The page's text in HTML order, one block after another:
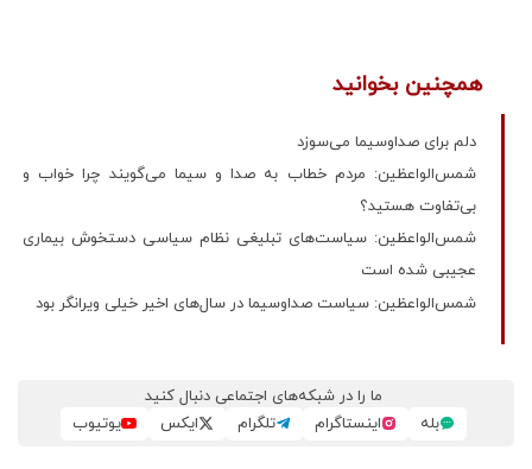
همچنین بخوانید
دلم برای صداوسیما می‌سوزد
شمس‌الواعظین: مردم خطاب به صدا و سیما می‌گویند چرا خواب و
بی‌تفاوت هستید؟
شمس‌الواعظین: سیاست‌های تبلیغی نظام سیاسی دستخوش بیماری
عجیبی شده است
شمس‌الواعظین: سیاست صداوسیما در سال‌های اخیر خیلی ویرانگر بود
ما را در شبکه‌های اجتماعی دنبال کنید
بله
اینستاگرام تلگرام ایکس یوتیوب